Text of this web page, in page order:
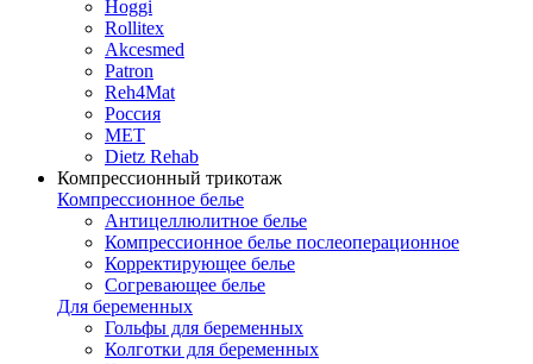
Hoggi
Rollitex
Akcesmed
Patron
Reh4Mat
Россия
МЕТ
Dietz Rehab
Компрессионный трикотаж
Компрессионное белье
Антицеллюлитное белье
Компрессионное белье послеоперационное
Корректирующее белье
Согревающее белье
Для беременных
Гольфы для беременных
Колготки для беременных